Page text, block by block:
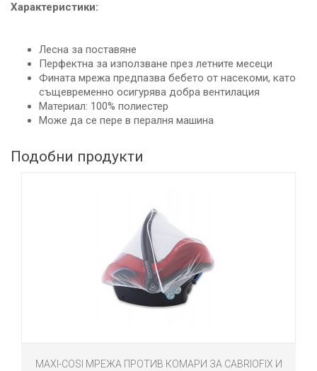
Характеристики:
Леснa за поставяне
Перфектна за използване през летните месеци
Фината мрежа предпазва бебето от насекоми, като
същевременно осигурява добра вентилация
Материал: 100% полиестер
Може да се пере в пералня машина
Подобни продукти
COSI МРЕЖА ПРОТИВ КОМАРИ ЗА CABRIOFIX И